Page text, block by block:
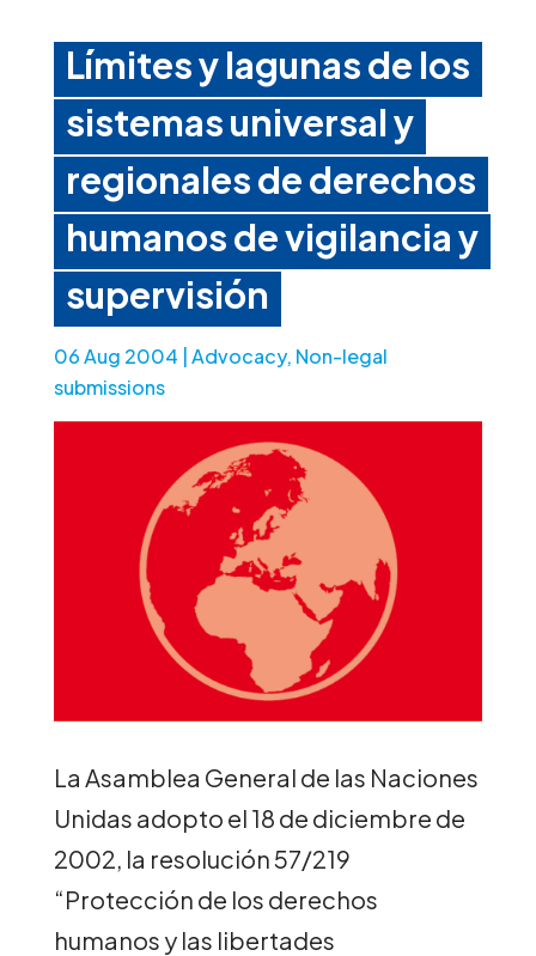
Límites y lagunas de los
sistemas universal y
regionales de derechos
humanos de vigilancia y
supervisión
06 Aug 2004 Advocacy, Non-legal
submissions
La Asamblea General de las Naciones
Unidas adopto el 18 de diciembre de
2002, la resolución 57/219
“Protección de los derechos
humanos y las libertades